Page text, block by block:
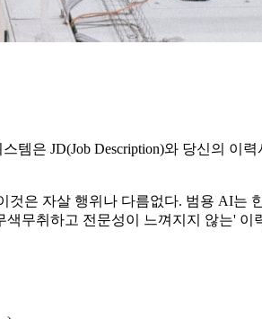
은 JD(Job Description)와 당신의 이
은 자살 행위나 다름없다. 범용 AI는
무취하고 전문성이 느껴지지 않는' 이